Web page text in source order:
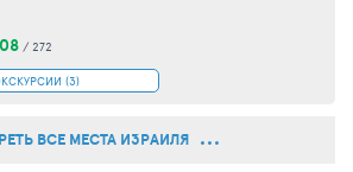
/ 272
(3)
ВСЕ МЕСТА ИЗРАИЛЯ